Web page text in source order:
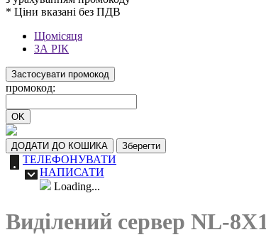
* Ціни вказані без ПДВ
Щомісяця
ЗА РІК
Застосувати промокод
промокод:
OK
ДОДАТИ ДО КОШИКА Зберегти
ТЕЛЕФОНУВАТИ
НАПИСАТИ
Loading...
Виділений сервер NL-